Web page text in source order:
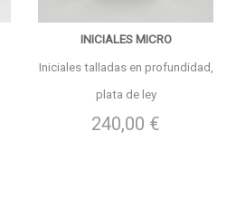
INICIALES MICRO
Iniciales talladas en profundidad,
plata de ley
240,00 €